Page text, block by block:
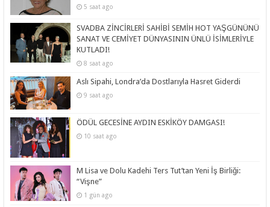
5 saat ago
SVADBA ZİNCİRLERİ SAHİBİ SEMİH HOT YAŞGÜNÜNÜ
SANAT VE CEMİYET DÜNYASININ ÜNLÜ İSİMLERİYLE
KUTLADI!
8 saat ago
Aslı Sipahi, Londra’da Dostlarıyla Hasret Giderdi
9 saat ago
ÖDÜL GECESİNE AYDIN ESKİKÖY DAMGASI!
10 saat ago
M Lisa ve Dolu Kadehi Ters Tut’tan Yeni İş Birliği:
“Vişne”
1 gün ago